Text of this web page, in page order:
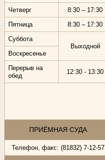
Четверг
8:30 – 17:30
Пятница
8:30 – 17:30
Суббота
Выходной
Воскресенье
Перерыв на
обед
12:30 - 13:30
ПРИЁМНАЯ СУДА
Телефон, факс: (81832) 7-12-57